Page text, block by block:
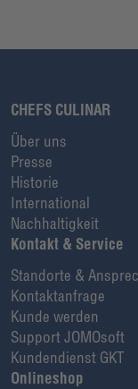
CHEFS CULINAR
Über uns
Presse
Historie
International
Nachhaltigkeit
Kontakt & Service
Standorte &
Kontaktanfrage
Kunde werden
Support JOMOsoft
Kundendienst GKT
Onlineshop